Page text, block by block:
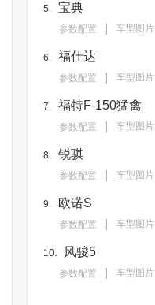
5. 宝典
参数配置 车型图片
6. 福仕达
参数配置 车型图片
7. 福特F-150猛禽
参数配置 车型图片
8. 锐骐
参数配置 车型图片
9. 欧诺S
参数配置 车型图片
10. 风骏5
参数配置 车型图片